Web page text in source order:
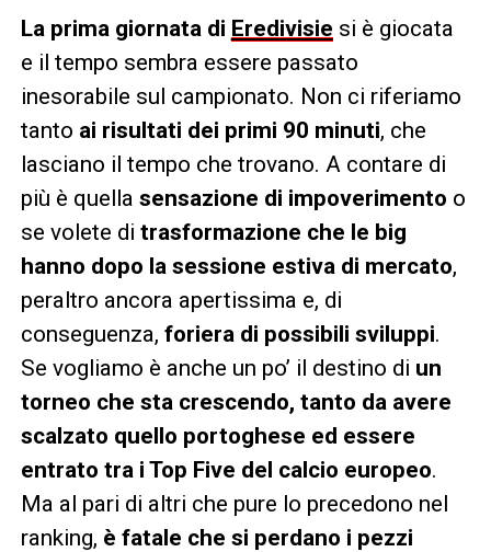
La prima giornata di Eredivisie si è giocata
e il tempo sembra essere passato
inesorabile sul campionato. Non ci riferiamo
tanto ai risultati dei primi 90 minuti, che
lasciano il tempo che trovano. A contare di
più è quella sensazione di impoverimento o
se volete di trasformazione che le big
hanno dopo la sessione estiva di mercato,
peraltro ancora apertissima e, di
conseguenza, foriera di possibili sviluppi.
Se vogliamo è anche un po’ il destino di un
torneo che sta crescendo, tanto da avere
scalzato quello portoghese ed essere
entrato tra i Top Five del calcio europeo.
Ma al pari di altri che pure lo precedono nel
ranking, è fatale che si perdano i pezzi